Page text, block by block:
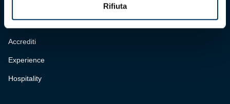
Rifiuta
Abbonamenti
Accrediti
Experience
Hospitality